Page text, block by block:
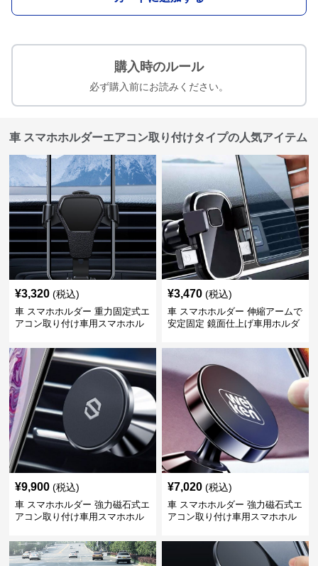
購入時のルール
必ず購入前にお読みください。
車 スマホホルダーエアコン取り付けタイプの人気アイテム
¥3,320 (税込)
車 スマホホルダー 重力固定式エ
アコン取り付け車用スマホホル
¥3,470 (税込)
車 スマホホルダー 伸縮アームで
安定固定 鏡面仕上げ車用ホルダ
¥9,900 (税込)
車 スマホホルダー 強力磁石式エ
アコン取り付け車用スマホホル
¥7,020 (税込)
車 スマホホルダー 強力磁石式エ
アコン取り付け車用スマホホル